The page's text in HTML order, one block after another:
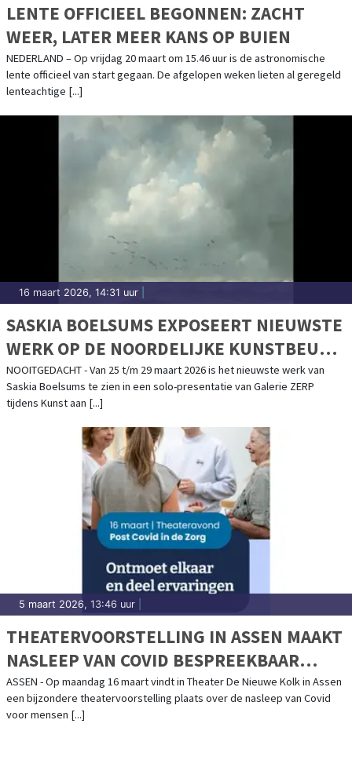
LENTE OFFICIEEL BEGONNEN: ZACHT
WEER, LATER MEER KANS OP BUIEN
NEDERLAND – Op vrijdag 20 maart om 15.46 uur is de astronomische
lente officieel van start gegaan. De afgelopen weken lieten al geregeld
lenteachtige [...]
16 maart 2026, 14:31 uur
SASKIA BOELSUMS EXPOSEERT NIEUWSTE
WERK OP DE NOORDELIJKE KUNSTBEURS
KUNST AAN HET HOF
NOOITGEDACHT - Van 25 t/m 29 maart 2026 is het nieuwste werk van
Saskia Boelsums te zien in een solo-presentatie van Galerie ZERP
tijdens Kunst aan [...]
5 maart 2026, 13:46 uur
THEATERVOORSTELLING IN ASSEN MAAKT
NASLEEP VAN COVID BESPREEKBAAR
VOOR ZORG EN WELZIJN
ASSEN - Op maandag 16 maart vindt in Theater De Nieuwe Kolk in Assen
een bijzondere theatervoorstelling plaats over de nasleep van Covid
voor mensen [...]